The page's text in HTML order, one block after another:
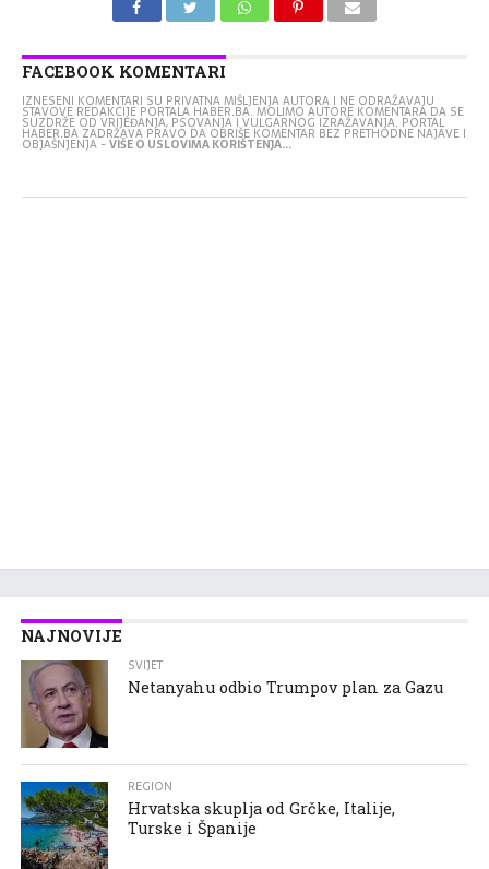
FACEBOOK KOMENTARI
IZNESENI KOMENTARI SU PRIVATNA MIŠLJENJA AUTORA I NE ODRAŽAVAJU
STAVOVE REDAKCIJE PORTALA HABER.BA. MOLIMO AUTORE KOMENTARA DA SE
SUZDRŽE OD VRIJEĐANJA, PSOVANJA I VULGARNOG IZRAŽAVANJA. PORTAL
HABER.BA ZADRŽAVA PRAVO DA OBRIŠE KOMENTAR BEZ PRETHODNE NAJAVE I
OBJAŠNJENJA -VIŠE O USLOVIMA KORIŠTENJA...
NAJNOVIJE
SVIJET
Netanyahu odbio Trumpov plan za Gazu
REGION
Hrvatska skuplja od Grčke, Italije,
Turske i Španije